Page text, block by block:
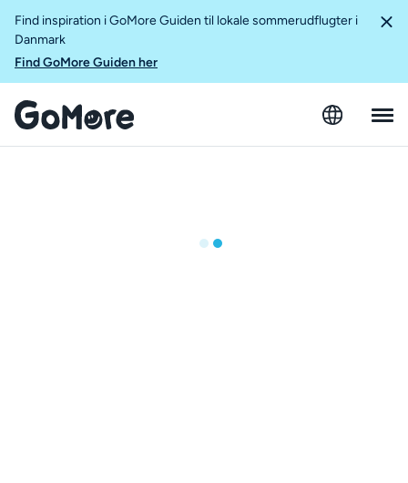
Find inspiration i GoMore Guiden til lokale sommerudflugter i
Danmark
Find GoMore Guiden her